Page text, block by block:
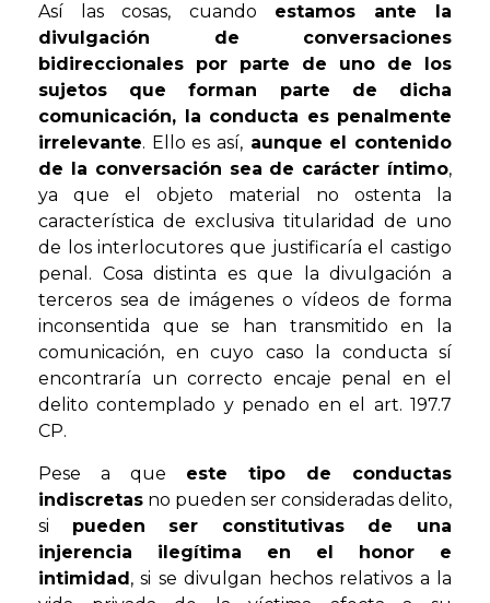
Así las cosas, cuando estamos ante la
divulgación de conversaciones
bidireccionales por parte de uno de los
sujetos que forman parte de dicha
comunicación, la conducta es penalmente
irrelevante. Ello es así, aunque el contenido
de la conversación sea de carácter íntimo,
ya que el objeto material no ostenta la
característica de exclusiva titularidad de uno
de los interlocutores que justificaría el castigo
penal. Cosa distinta es que la divulgación a
terceros sea de imágenes o vídeos de forma
inconsentida que se han transmitido en la
comunicación, en cuyo caso la conducta sí
encontraría un correcto encaje penal en el
delito contemplado y penado en el art. 197.7
CP.
Pese a que este tipo de conductas
indiscretas no pueden ser consideradas delito,
si pueden ser constitutivas de una
injerencia ilegítima en el honor e
intimidad, si se divulgan hechos relativos a la